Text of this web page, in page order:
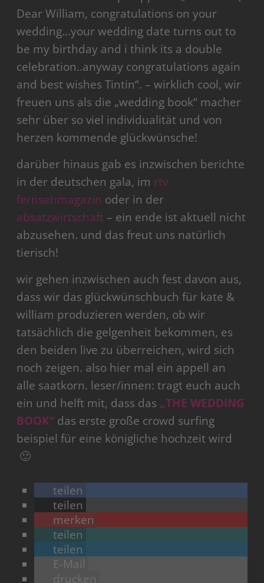
Dear William, congratulations on your
wedding…your wedding date turns out to
be my birthday and i think its a double
celebration..anyway congratulations again
and best wishes Tintin“. – wirklich cool, wir
freuen uns als die „wedding book“ macher
sehr über so viel individualität und von
herzen kommende glückwünsche!
darüber hinaus gab es inzwischen berichte
in der deutschen gala, im rtv
fernsehmagazin oder in der
absatzwirtschaft – ein ende ist aktuell nicht
abzusehen. und das freut uns natürlich
tierisch!
wir gehen inzwischen auch fest davon aus,
dass wir das glückwünschbuch für kate &
william produzieren werden, ob wir
tatsächlich die gelgenheit bekommen, es
den beiden live zu überreichen, wird sich
noch zeigen. also hier mal ein appell an
alle saatkorn. leser/innen: tragt euch auch
ein und helft mit, dass das „THE WEDDING
BOOK“ das erste große crowd surfing
beispiel für eine königliche hochzeit wird
🙂
teilen
teilen
merken
teilen
teilen
E-Mail
drucken